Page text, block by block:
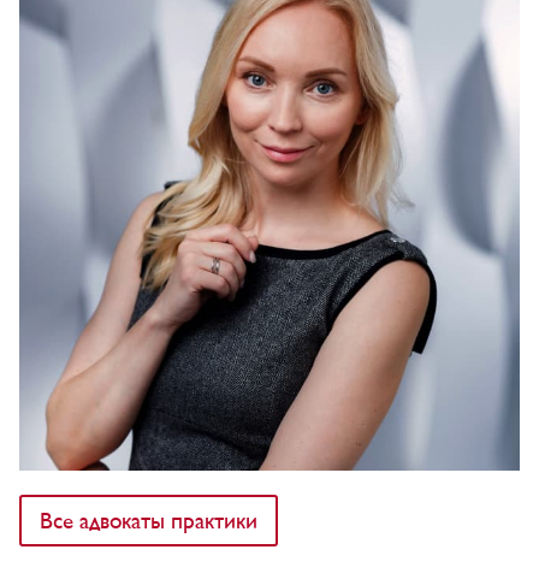
Туманова Окcана Сергеевна
tumanova@kniazev.ru
+7 925 743-99-35, +7 (495) 9871870
Все адвокаты практики